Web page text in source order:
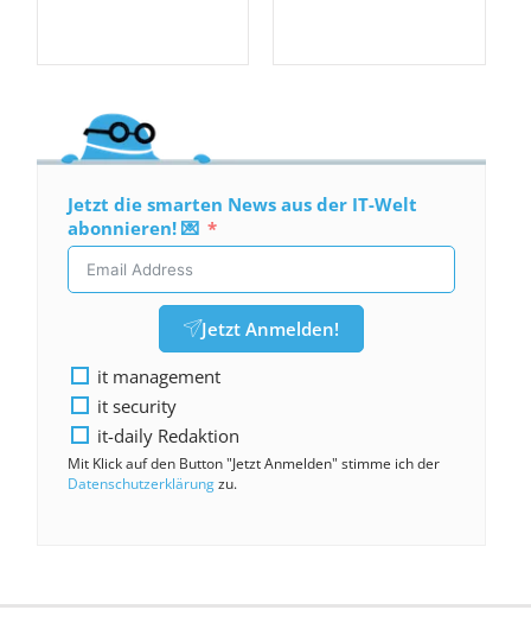
Jetzt die smarten News aus der IT-Welt
abonnieren! 💌
Jetzt Anmelden!
it management
it security
it-daily Redaktion
Mit Klick auf den Button "Jetzt Anmelden" stimme ich der
Datenschutzerklärungzu.